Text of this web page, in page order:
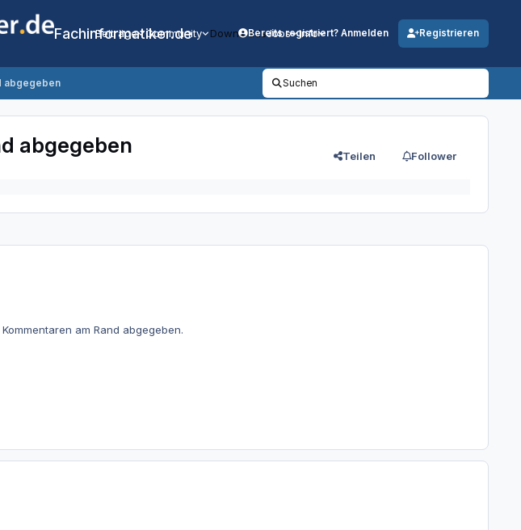
Fachinformatiker.de
Beiträge Community DownloadsJobs Info
Bereits registriert? Anmelden Registrieren
abgegeben Suchen
abgegeben Teilen Follower
am Rand abgegeben.